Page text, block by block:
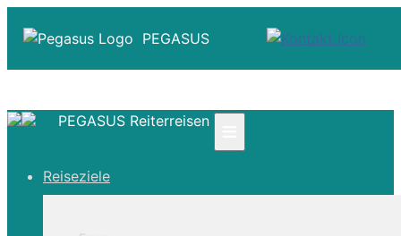
PEGASUS
☎ Deutschland 0800 - 505 18 01
PEGASUS Reiterreisen
Reiseziele